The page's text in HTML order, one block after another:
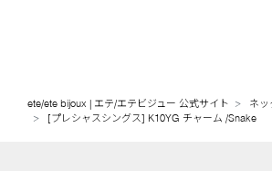
ete/ete bijoux | エテ/エテビジュー 公式サイト
ネッ
[プレシャスシングス] K10YG チャーム /Snake